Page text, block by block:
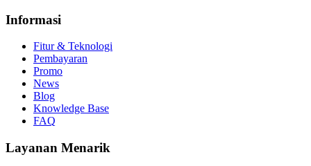
Informasi
Fitur & Teknologi
Pembayaran
Promo
News
Blog
Knowledge Base
FAQ
Layanan Menarik